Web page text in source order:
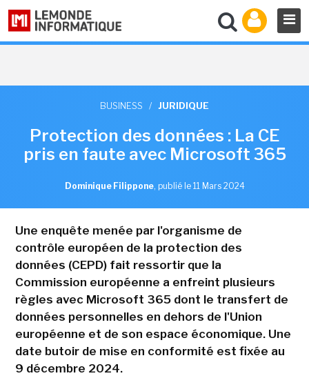
BUSINESS / JURIDIQUE
Protection des données : La CE
pris en faute avec Microsoft 365
Dominique Filippone, publié le 11 Mars 2024
Une enquête menée par l'organisme de
contrôle européen de la protection des
données (CEPD) fait ressortir que la
Commission européenne a enfreint plusieurs
règles avec Microsoft 365 dont le transfert de
données personnelles en dehors de l'Union
européenne et de son espace économique. Une
date butoir de mise en conformité est fixée au
9 décembre 2024.